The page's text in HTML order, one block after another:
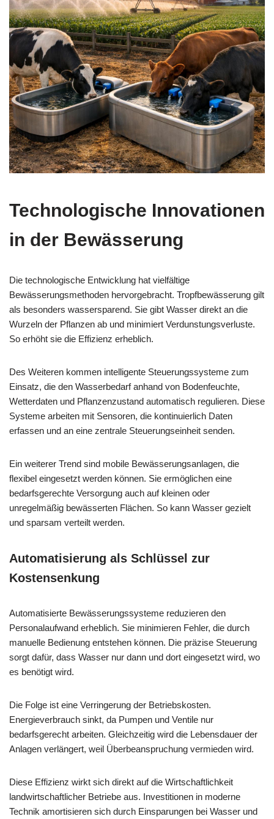
Technologische Innovationen
in der Bewässerung
Die technologische Entwicklung hat vielfältige
Bewässerungsmethoden hervorgebracht. Tropfbewässerung gilt
als besonders wassersparend. Sie gibt Wasser direkt an die
Wurzeln der Pflanzen ab und minimiert Verdunstungsverluste.
So erhöht sie die Effizienz erheblich.
Des Weiteren kommen intelligente Steuerungssysteme zum
Einsatz, die den Wasserbedarf anhand von Bodenfeuchte,
Wetterdaten und Pflanzenzustand automatisch regulieren. Diese
Systeme arbeiten mit Sensoren, die kontinuierlich Daten
erfassen und an eine zentrale Steuerungseinheit senden.
Ein weiterer Trend sind mobile Bewässerungsanlagen, die
flexibel eingesetzt werden können. Sie ermöglichen eine
bedarfsgerechte Versorgung auch auf kleinen oder
unregelmäßig bewässerten Flächen. So kann Wasser gezielt
und sparsam verteilt werden.
Automatisierung als Schlüssel zur
Kostensenkung
Automatisierte Bewässerungssysteme reduzieren den
Personalaufwand erheblich. Sie minimieren Fehler, die durch
manuelle Bedienung entstehen können. Die präzise Steuerung
sorgt dafür, dass Wasser nur dann und dort eingesetzt wird, wo
es benötigt wird.
Die Folge ist eine Verringerung der Betriebskosten.
Energieverbrauch sinkt, da Pumpen und Ventile nur
bedarfsgerecht arbeiten. Gleichzeitig wird die Lebensdauer der
Anlagen verlängert, weil Überbeanspruchung vermieden wird.
Diese Effizienz wirkt sich direkt auf die Wirtschaftlichkeit
landwirtschaftlicher Betriebe aus. Investitionen in moderne
Technik amortisieren sich durch Einsparungen bei Wasser und